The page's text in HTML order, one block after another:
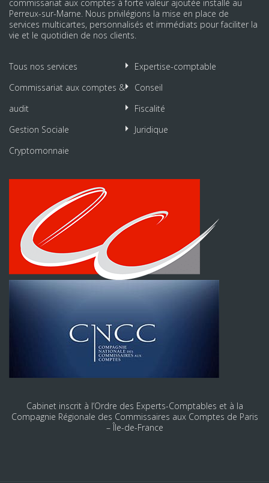
commissariat aux comptes à forte valeur ajoutée installé au
Perreux-sur-Marne. Nous privilégions la mise en place de
services multicartes, personnalisés et immédiats pour faciliter la
vie et le quotidien de nos clients.
Tous nos services
Expertise-comptable
Commissariat aux comptes &
audit
Conseil
Fiscalité
Gestion Sociale
Juridique
Cryptomonnaie
Cabinet inscrit à l’Ordre des Experts-Comptables et à la
Compagnie Régionale des Commissaires aux Comptes de Paris
– Île-de-France